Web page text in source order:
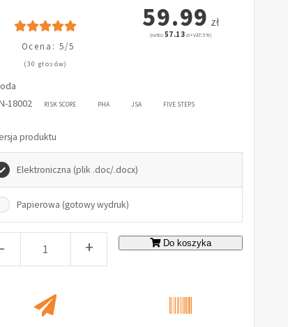
Ocena: 5/5
(30 głosów)
59.99 zł
(netto:57.13 zł + VAT: 5%)
18002
RISK SCORE PHA JSA FIVE STEPS
produktu
Elektroniczna (plik .doc/.docx)
Papierowa (gotowy wydruk)
- + Do koszyka